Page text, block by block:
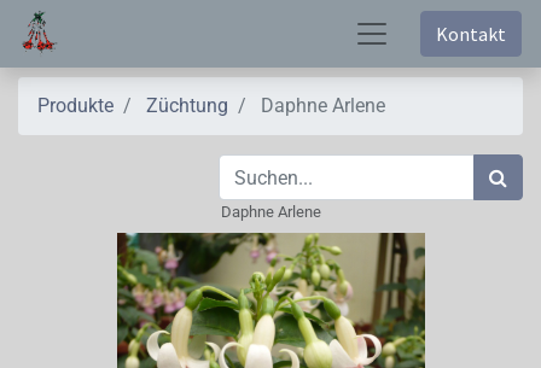
Kontakt
Produkte Züchtung Daphne Arlene
Daphne Arlene